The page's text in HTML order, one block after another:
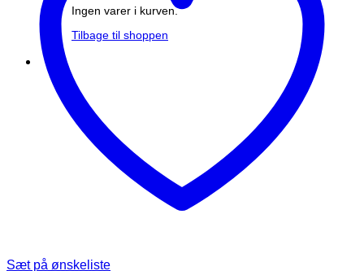
Ingen varer i kurven.
Tilbage til shoppen
Sæt på ønskeliste